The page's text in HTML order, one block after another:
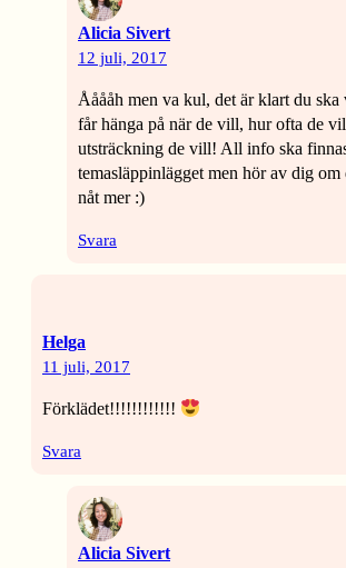
Alicia Sivert
12 juli, 2017
Ååååh men va kul, det är klart du ska
får hänga på när de vill, hur ofta de
utsträckning de vill! All info ska
temasläppinlägget men hör av dig
nåt mer :)
Svara
Helga
11 juli, 2017
Förklädet!!!!!!!!!!!!
Svara
Alicia Sivert